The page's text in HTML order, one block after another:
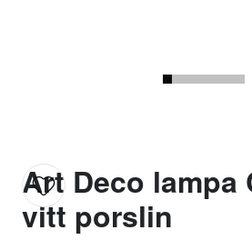
Art Deco lampa
vitt porslin